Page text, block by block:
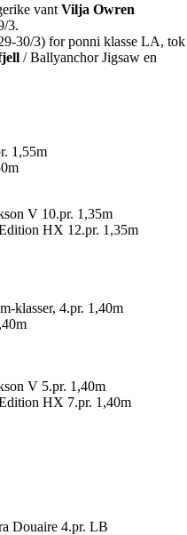
vant Vilja Owren
3.
30/3) for ponni klasse LA, tok
/ Ballyanchor Jigsaw en
1,55m
V 10.pr. 1,35m
HX 12.pr. 1,35m
klasser, 4.pr. 1,40m
V 5.pr. 1,40m
HX 7.pr. 1,40m
Douaire 4.pr. LB